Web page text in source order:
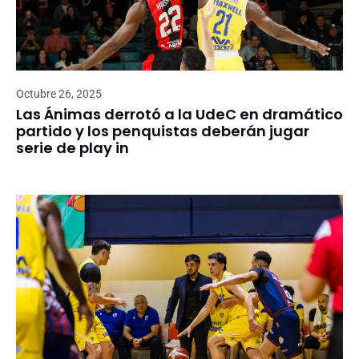
Octubre 26, 2025
Las Ánimas derrotó a la UdeC en dramático
partido y los penquistas deberán jugar
serie de play in